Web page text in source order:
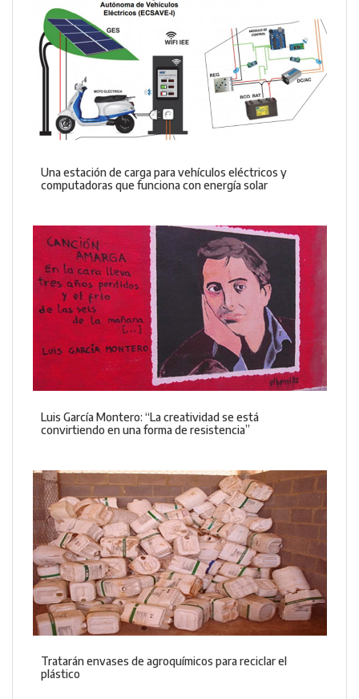
Una estación de carga para vehículos eléctricos y
computadoras que funciona con energía solar
Luis García Montero: “La creatividad se está
convirtiendo en una forma de resistencia”
Tratarán envases de agroquímicos para reciclar el
plástico